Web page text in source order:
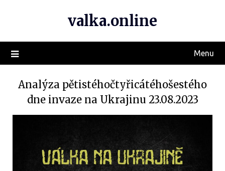
valka.online
Menu
Analýza pětistéhočtyřicátéhošestého
dne invaze na Ukrajinu 23.08.2023